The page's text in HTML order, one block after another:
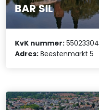
BAR SIL
KvK nummer: 55023304
Adres: Beestenmarkt 5